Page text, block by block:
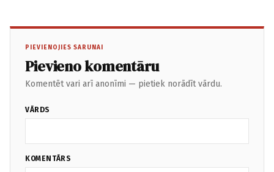
PIEVIENOJIES SARUNAI
Pievieno komentāru
Komentēt vari arī anonīmi — pietiek norādīt vārdu.
VĀRDS
KOMENTĀRS